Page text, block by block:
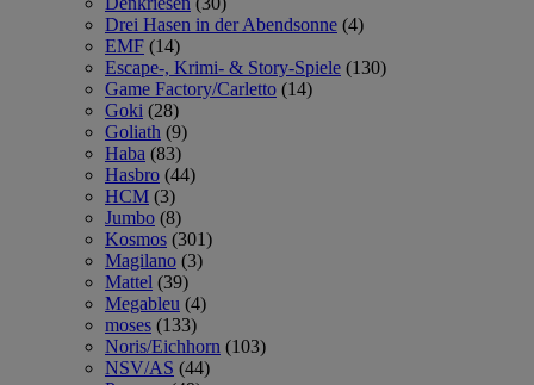
Drei Hasen in der Abendsonne (4)
EMF (14)
Escape-, Krimi- & Story-Spiele (130)
Game Factory/Carletto (14)
Goki (28)
Goliath (9)
Haba (83)
Hasbro (44)
HCM (3)
Jumbo (8)
Kosmos (301)
Magilano (3)
Mattel (39)
Megableu (4)
moses (133)
Noris/Eichhorn (103)
NSV/AS (44)